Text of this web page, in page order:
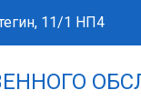
11/1 НП4